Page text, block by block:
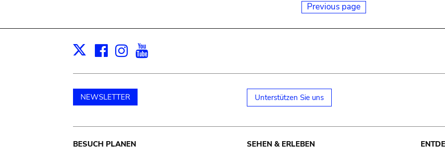
Previous page
X Facebook
Instagram
NEWSLETTER Unterstützen Sie uns
Main
BESUCH PLANEN SEHEN & ERLEBEN